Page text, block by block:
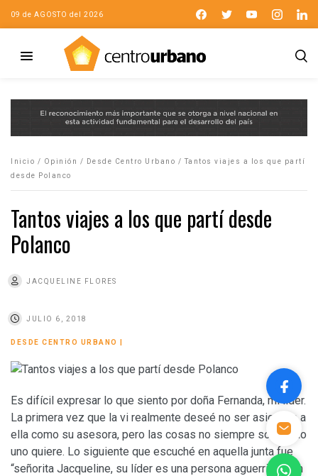
09 de AGOSTO del 2026
Inicio / Opinión / Desde Centro Urbano /Tantos viajes a los que partí
desde Polanco
Tantos viajes a los que partí desde
Polanco
JACQUELINE FLORES
JULIO 6, 2018
DESDE CENTRO URBANO
Es difícil expresar lo que siento por doña Fernanda, mi líder.
La primera vez que la vi realmente deseé no ser asignada a
ella como su asesora, pero las cosas no siempre son como
uno quiere. Lo siguiente que escuché en aquella junta fue
“señorita Jacqueline, su líder es una persona aguerrida, con